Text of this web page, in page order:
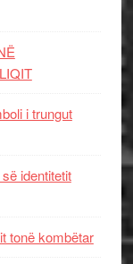
i trungut
identitetit
tonë kombëtar